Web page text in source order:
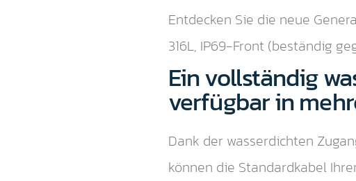
Entdecken Sie die neue
316L, IP69-Front (beständig
Ein vollständig
verfügbar in
Dank der wasserdichten
können die Standardkabel